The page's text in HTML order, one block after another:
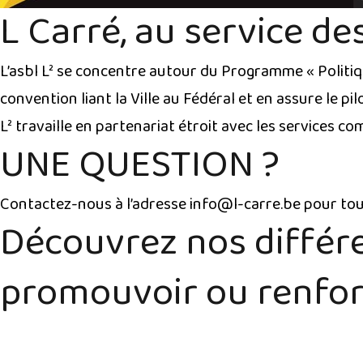
L Carré, au service
L’asbl L² se concentre autour du Programme «
convention liant la Ville au Fédéral et en assure le
L² travaille en partenariat étroit avec les services
UNE QUESTION ?
Contactez-nous à l’adresse info@l-carre.be pour
Découvrez nos
promouvoir ou